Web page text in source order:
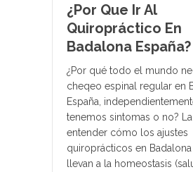
¿Por Que Ir Al
Quiropráctico En
Badalona España?
¿Por qué todo el mundo
cheqeo espinal regular en
España,
tenemos sintomas o no?
entender cómo los ajustes
quiroprácticos en Badalona
llevan a la homeostasis